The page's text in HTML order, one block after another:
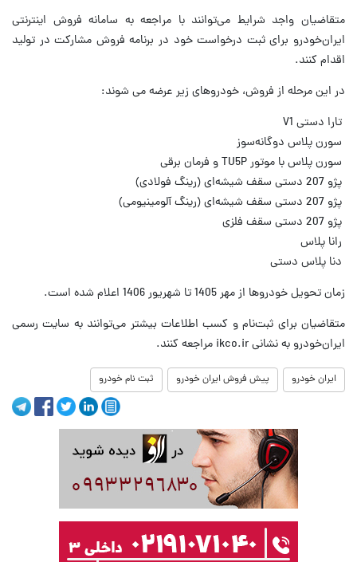
متقاضیان واجد شرایط می‌توانند با مراجعه به سامانه فروش اینترنتی
ایران‌خودرو برای ثبت درخواست خود در برنامه فروش مشارکت در تولید
اقدام کنند.
در این مرحله از فروش، خودرو‌های زیر عرضه می شوند:
تارا دستی V1
سورن پلاس دوگانه‌سوز
سورن پلاس با موتور TU5P و فرمان برقی
پژو 207 دستی سقف شیشه‌ای (رینگ فولادی)
پژو 207 دستی سقف شیشه‌ای (رینگ آلومینیومی)
پژو 207 دستی سقف فلزی
رانا پلاس
دنا پلاس دستی
زمان تحویل خودرو‌ها از مهر 1405 تا شهریور 1406 اعلام شده است.
متقاضیان برای ثبت‌نام و کسب اطلاعات بیشتر می‌توانند به سایت رسمی
ایران‌خودرو به نشانی ikco.ir مراجعه کنند.
ایران خودرو پیش فروش ایران خودرو ثبت نام خودرو